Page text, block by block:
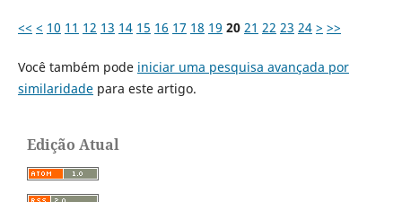
<< < 10 11 12 13 14 15 16 17 18 19 20 21 22 23 24 > >>
Você também pode iniciar uma pesquisa avançada por
similaridadepara este artigo.
Edição Atual